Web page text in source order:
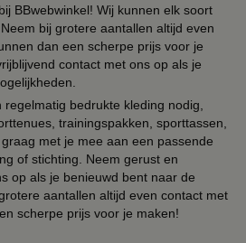
BBwebwinkel! Wij kunnen elk soort
bij grotere aantallen altijd even
dan een scherpe prijs voor je
contact met ons op als je
bedrukte kleding nodig,
trainingspakken, sporttassen,
met je mee aan een passende
of stichting. Neem gerust en
op als je benieuwd bent naar de
aantallen altijd even contact met
scherpe prijs voor je maken!